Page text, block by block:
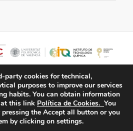
party cookies for technical,
purposes to improve our services
habits. You can obtain information
this link Política de Cookies. You
the Accept all button or you
by clicking on settings.